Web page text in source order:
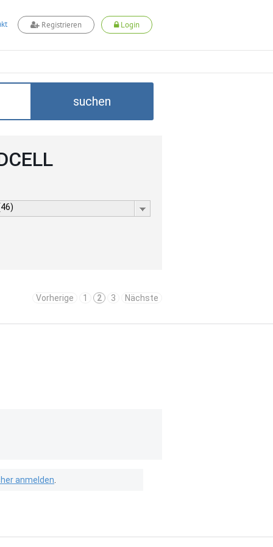
Registrieren Login
suchen
Vorherige 1 2 3 Nächste
anmelden